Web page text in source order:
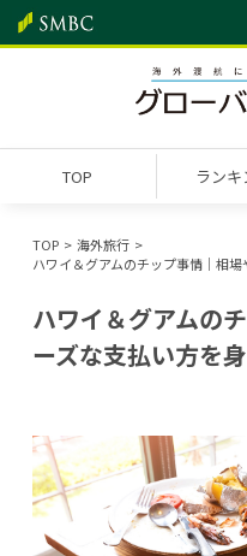
TOP ランキ
TOP
海外旅行
ハワイ＆グアムのチップ事情｜相
ハワイ＆グアムの
ーズな支払い方を